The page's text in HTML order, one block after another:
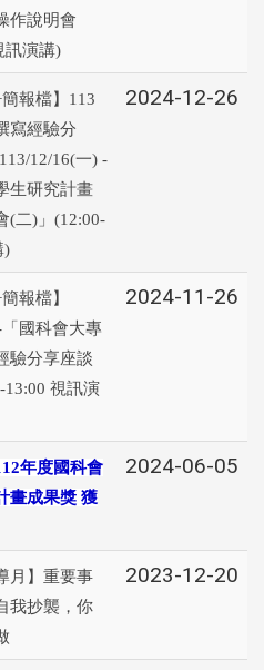
作說明會
訊演講)
簡報檔】113
寫經驗分
12/16(一) -
生研究計畫
(二)」(12:00-
)
2024-12-26
報檔】
國科會大專
驗分享座談
13:00 視訊演
2024-11-26
年度國科會
畫成果獎 獲
2024-06-05
月】重要事
我抄襲，你
2023-12-20